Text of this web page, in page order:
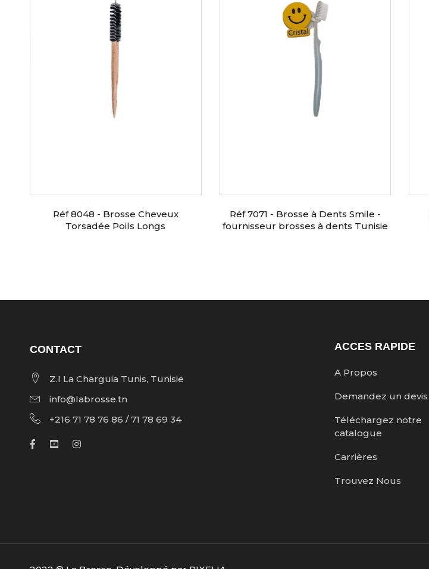
Réf 8048 - Brosse Cheveux
Torsadée Poils Longs
Réf 7071 - Brosse à Dents Smile -
fournisseur brosses à dents Tunisie
CONTACT
Z.I La Charguia Tunis, Tunisie
info@labrosse.tn
+216 71 78 76 86 / 71 78 69 34
ACCES RAPIDE
A Propos
Demandez un devis
Téléchargez notre
catalogue
Carrières
Trouvez Nous